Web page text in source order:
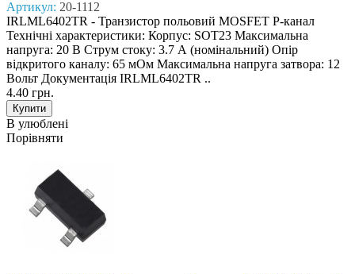
Артикул: 20-1112
IRLML6402TR - Транзистор польовий MOSFET P-канал
Технічні характеристики: Корпус: SOT23 Максимальна
напруга: 20 В Струм стоку: 3.7 А (номінальний) Опір
відкритого каналу: 65 мОм Максимальна напруга затвора: 12
Вольт Документація IRLML6402TR ..
4.40 грн.
В улюблені
Порівняти